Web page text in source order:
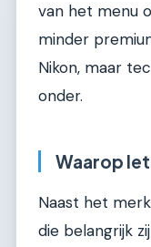
van het menu
minder
Nikon, maar
onder.
Waarop
Naast het
die belangrijk